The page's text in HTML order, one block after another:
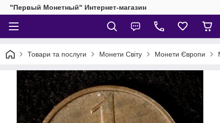
"Первый Монетный" Интернет-магазин
Товари та послуги Монети Світу Монети Європи